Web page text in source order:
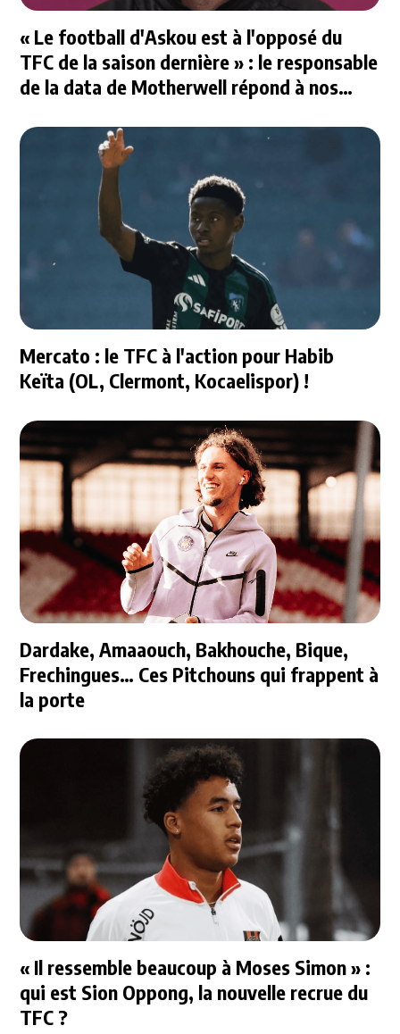
« Le football d'Askou est à l'opposé du
TFC de la saison dernière » : le responsable
de la data de Motherwell répond à nos
Mercato : le TFC à l'action pour Habib
Keïta (OL, Clermont, Kocaelispor) !
Dardake, Amaaouch, Bakhouche, Bique,
Frechingues… Ces Pitchouns qui frappent à
la porte
« Il ressemble beaucoup à Moses Simon » :
qui est Sion Oppong, la nouvelle recrue du
TFC ?